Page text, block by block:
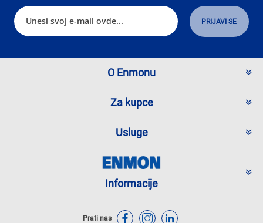
O Enmonu
Za kupce
Usluge
Informacije
Prati nas